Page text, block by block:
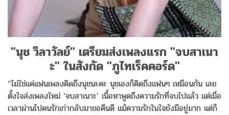
"นุช วิลาวัลย์" เตรียมส่งเพลงแรก "จบสาเนา
ะ" ในสังกัด "ภูไทเร็คคอร์ด"
“ไม่ใช่แค่แฟนเพลงคิดถึงนุชนะคะ นุชเองก็คิดถึงแฟนๆ เหมือนกัน เลย
ตั้งใจส่งเพลงใหม่ ‘จบสาเนาะ’ เนื้อหาพูดถึงความรักที่จบไปแล้ว แต่เมื่อ
เวลาผ่านไปคนรักเก่ากลับมาขอคืนดี แม้ความรักในใจยังมีอยู่มาก แต่ก็